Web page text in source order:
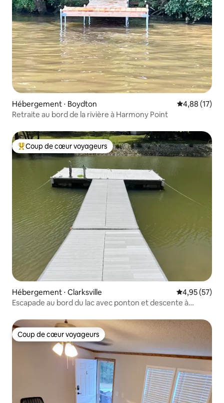
Hébergement ⋅ Boydton Évaluation
4,88 (17)
Retraite au bord de la rivière à Harmony Point
Coups de cœur voyageurs les plus appréciés
Coup de cœur voyageurs
Hébergement ⋅ Clarksville Évaluation
4,95 (57)
Escapade au bord du lac avec ponton et descente à
Coup de cœur voyageurs
Coup de cœur voyageurs